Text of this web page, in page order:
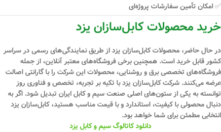
✅ امکان تأمین سفارشات پروژه‌ای
خرید محصولات کابل‌سازان یزد
در حال حاضر، محصولات کابل‌سازان یزد از طریق نمایندگی‌های رسمی در سراسر
کشور قابل خرید است. همچنین برخی فروشگاه‌های معتبر آنلاین، از جمله
فروشگاه‌های تخصصی برق و روشنایی، محصولات این شرکت را با گارانتی اصالت
عرضه می‌کنند. شرکت کابل‌سازان یزد با تکیه بر تجربه، تخصص و فناوری روز
توانسته به یکی از ستون‌های اصلی صنعت سیم و کابل ایران تبدیل شود. اگر به
دنبال محصولی با کیفیت، استاندارد و با قیمت مناسب هستید،کابل‌سازان یزد
انتخابی مطمئنبرای شما خواهد بود.
دانلود کاتالوگ سیم و کابل یزد